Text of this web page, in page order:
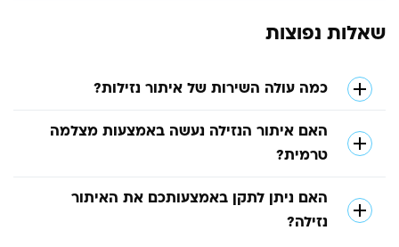
שאלות נפוצות
כמה עולה השירות של איתור נזילות?
האם איתור הנזילה נעשה באמצעות מצלמה
טרמית?
האם ניתן לתקן באמצעותכם את האיתור
נזילה?